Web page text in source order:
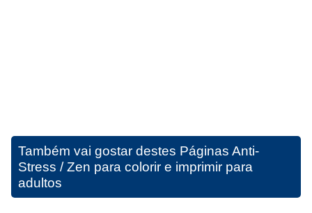
Também vai gostar destes Páginas Anti-
Stress / Zen para colorir e imprimir para
adultos